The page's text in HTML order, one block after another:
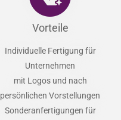
Vorteile
Individuelle Fertigung für
Unternehmen
mit Logos und nach
persönlichen Vorstellungen
Sonderanfertigungen für